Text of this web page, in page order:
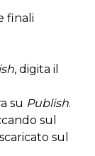
finali
, digita il
su Publish.
sul
sul